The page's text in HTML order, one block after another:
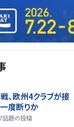
、欧州4クラブが接
度断りか
話題の投稿